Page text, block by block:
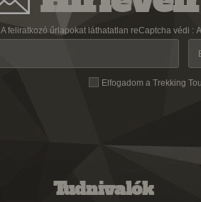
A feliratkozó űrlapokat láthatatlan reCaptcha védi :
Elfogadom a Trekking
Tudnivalók